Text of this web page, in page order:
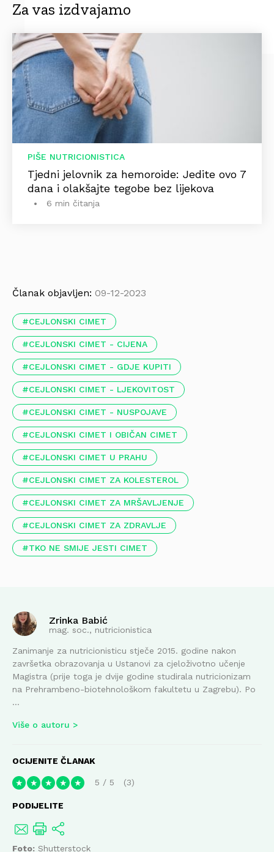
Za vas izdvajamo
PIŠE NUTRICIONISTICA
Tjedni jelovnik za hemoroide: Jedite ovo 7
dana i olakšajte tegobe bez lijekova
6 min čitanja
Članak objavljen: 09-12-2023
CEJLONSKI CIMET
CEJLONSKI CIMET - CIJENA
CEJLONSKI CIMET - GDJE KUPITI
CEJLONSKI CIMET - LJEKOVITOST
CEJLONSKI CIMET - NUSPOJAVE
CEJLONSKI CIMET I OBIČAN CIMET
CEJLONSKI CIMET U PRAHU
CEJLONSKI CIMET ZA KOLESTEROL
CEJLONSKI CIMET ZA MRŠAVLJENJE
CEJLONSKI CIMET ZA ZDRAVLJE
TKO NE SMIJE JESTI CIMET
Zrinka Babić
mag. soc., nutricionistica
Zanimanje za nutricionisticu stječe 2015. godine nakon
završetka obrazovanja u Ustanovi za cjeloživotno učenje
Magistra (prije toga je dvije godine studirala nutricionizam
na Prehrambeno-biotehnološkom fakultetu u Zagrebu). Po
...
Više o autoru
OCIJENITE ČLANAK
★ ★ ★ ★ ★ 5 / 5 3
PODIJELITE
Foto: Shutterstock